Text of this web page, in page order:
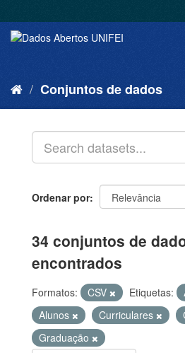
Conjuntos de dados
Ordenar por
34 conjuntos de
encontrados
Formatos: CSV Etiquetas:
Alunos
Curriculares
Graduação